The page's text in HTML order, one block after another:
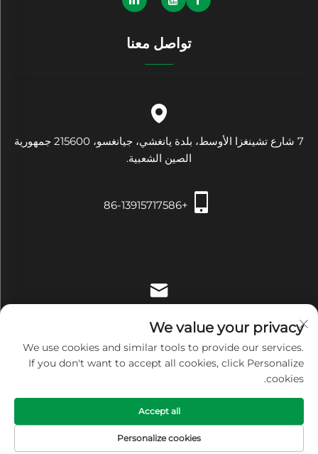
تواصل معنا
7 شارع تشينغزا الأوسط، بلدة يانغشي، جيانغسو، 215600 جمهورية
الصين الشعبية.
+86-13915717586
حقوق النشر © شركة Zhangjiagang Xiehe للتجهيزات والأدوات
الطبية المحدودة. جميع الحقوق محفوظة -
We value your privacy
We use cookies and similar tools to provide our services.
If you don't want to accept all cookies, click Personalize
cookies.
Personalize cookies
Accept all